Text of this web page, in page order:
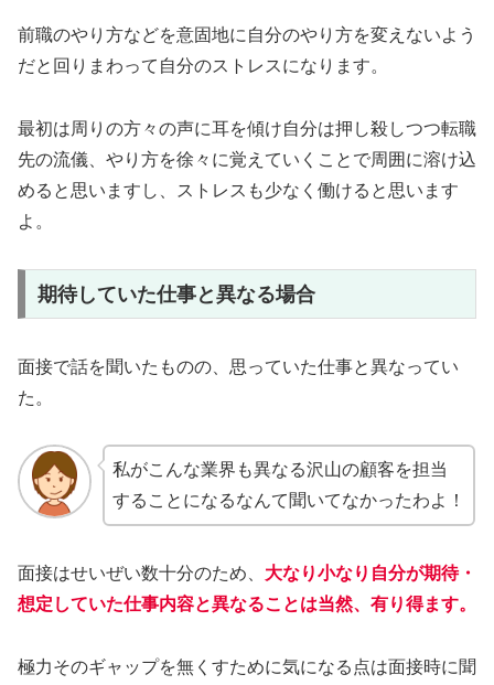
前職のやり方などを意固地に自分のやり方を変えないよう
だと回りまわって自分のストレスになります。
最初は周りの方々の声に耳を傾け自分は押し殺しつつ転職
先の流儀、やり方を徐々に覚えていくことで周囲に溶け込
めると思いますし、ストレスも少なく働けると思います
よ。
期待していた仕事と異なる場合
面接で話を聞いたものの、思っていた仕事と異なってい
た。
私がこんな業界も異なる沢山の顧客を担当
することになるなんて聞いてなかったわよ！
面接はせいぜい数十分のため、 大なり小なり自分が期待・
想定していた仕事内容と異なることは当然、有り得ます。
極力そのギャップを無くすために気になる点は面接時に聞